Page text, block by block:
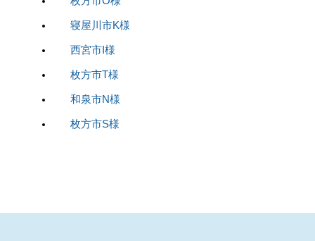
寝屋川市K様
西宮市I様
枚方市T様
和泉市N様
枚方市S様